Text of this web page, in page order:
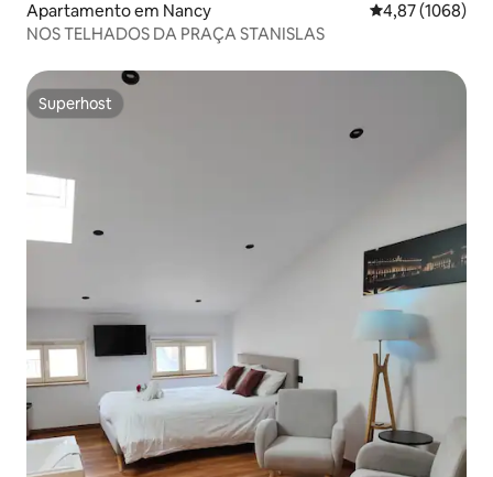
Apartamento em Nancy Classificação
4,87 (1068)
NOS TELHADOS DA PRAÇA STANISLAS
Superhost
Superhost